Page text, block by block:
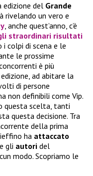
edizione del Grande
rivelando un vero e
, anche quest’anno, c’è
straordinari risultati
i colpi di scena e le
le prossime
è più
ad abitare la
di persone
non definibili come Vip.
questa scelta, tanti
questa decisione. Tra
della prima
ha attaccato
gli autori del
modo. Scopriamo le